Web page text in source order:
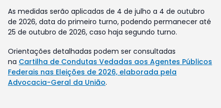
As medidas serão aplicadas de 4 de julho a 4 de outubro
de 2026, data do primeiro turno, podendo permanecer até
25 de outubro de 2026, caso haja segundo turno.
Orientações detalhadas podem ser consultadas
na Cartilha de Condutas Vedadas aos Agentes Públicos
Federais nas Eleições de 2026, elaborada pela
Advocacia-Geral da União.